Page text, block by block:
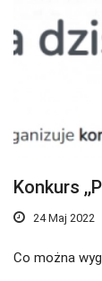
Konkurs
24 Maj 2022
Co można